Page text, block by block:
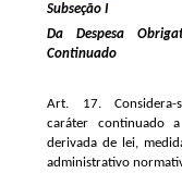
Subseção I
Da Despesa
Continuado
Art. 17.
caráter continuado
derivada de lei,
administrativo